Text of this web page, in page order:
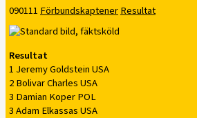
090111FörbundskaptenerResultat
Resultat
1 Jeremy Goldstein USA
2 Bolivar Charles USA
3 Damian Koper POL
3 Adam Elkassas USA